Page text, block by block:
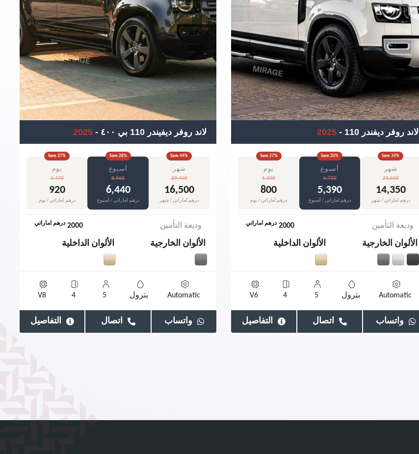
لاند روفر ديفندر 110 -
2025
Save 27%
يوم
1,100
800
درهم اماراتي / يوم
Save 20%
أسبوع
6,720
5,390
درهم اماراتي / أسبوع
Save34%
شهر
21,600
14,350
درهم اماراتي / شهر
وديعة التأمين 2000 درهم اماراتي
الألوان الخارجية الألوان الداخلية
Automatic بترول 5
4
V6
واتساب اتصال التفاصيل
لاند روفر ديفيندر 110 بي ٤٠٠ -
2025
Save37%
يوم
1,470
920
درهم اماراتي / يوم
Save 28%
أسبوع
8,960
6,440
درهم اماراتي / أسبوع
Save44%
شهر
29,450
16,500
درهم اماراتي / شهر
وديعة التأمين 2000 درهم اماراتي
الألوان الخارجية الألوان الداخلية
Automatic بترول 5
4
V8
واتساب اتصال التفاصيل